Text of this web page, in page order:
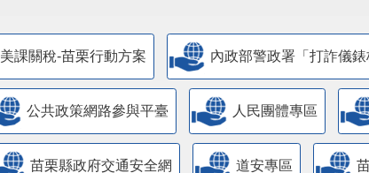
美課關稅-苗栗行動方案 內政部警政署「打詐儀錶
公共政策網路參與平臺 人民團體專區
苗栗縣政府交通安全網 道安專區